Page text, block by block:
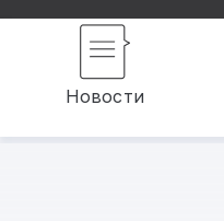
Новости